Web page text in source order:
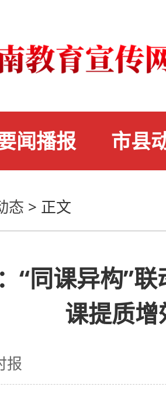
闻播报 市县
态 > 正文
“同课异构”
课提质增
报